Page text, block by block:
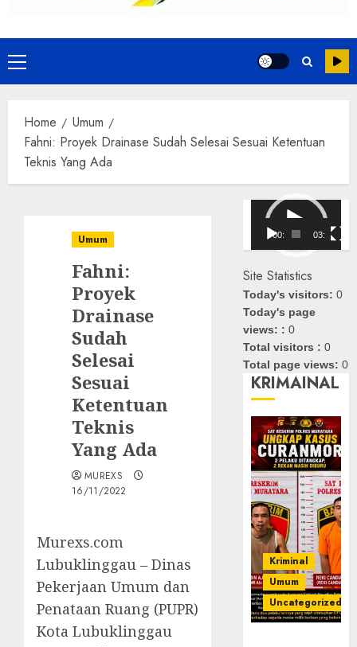
Primary
Menu
Home
Umum
Fahni: Proyek Drainase Sudah Selesai Sesuai Ketentuan
Teknis Yang Ada
Umum
Fahni:
Proyek
Drainase
Sudah
Selesai
Sesuai
Ketentuan
Teknis
Yang Ada
MUREXS
16/11/2022
Murexs.com
Lubuklinggau – Dinas
Pekerjaan Umum dan
Penataan Ruang (PUPR)
Kota Lubuklinggau
Pemutar
Video
00:00 03:08
Site Statistics
Today's visitors:0
Today's page
views: :0
Total visitors :0
Total page views:0
KRIMAINAL
Kriminal
Umum
Uncategorized